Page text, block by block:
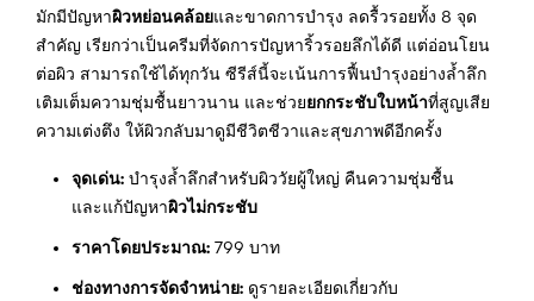
มักมีปัญหาผิวหย่อนคล้อยและขาดการบำรุง ลดรื้วรอยทั้ง 8 จุด
สำคัญ เรียกว่าเป็นครีมที่จัดการปัญหาริ้วรอยลึกได้ดี แต่อ่อนโยน
ต่อผิว สามารถใช้ได้ทุกวัน ซีรีส์นี้จะเน้นการฟื้นบำรุงอย่างล้ำลึก
เติมเต็มความชุ่มชื้นยาวนาน และช่วยยกกระชับใบหน้าที่สูญเสีย
ความเต่งตึง ให้ผิวกลับมาดูมีชีวิตชีวาและสุขภาพดีอีกครั้ง
จุดเด่น: บำรุงล้ำลึกสำหรับผิววัยผู้ใหญ่ คืนความชุ่มชื้น
และแก้ปัญหาผิวไม่กระชับ
ราคาโดยประมาณ: 799 บาท
ช่องทางการจัดจำหน่าย: ดูรายละเอียดเกี่ยวกับ